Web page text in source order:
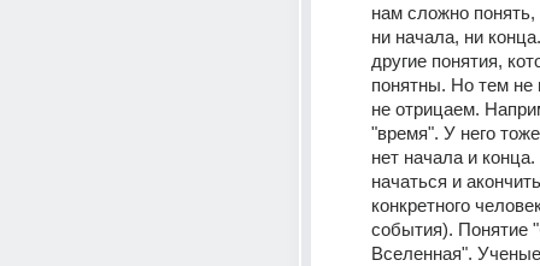
нам сложно понять,
ни начала, ни
другие понятия,
понятны. Но тем
не отрицаем.
"время". У него
нет начала и
начаться и
конкретного
события). Понятие
Вселенная".